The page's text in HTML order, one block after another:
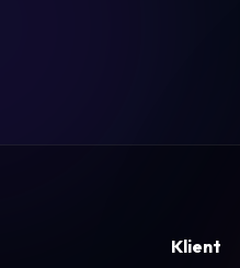
Klient